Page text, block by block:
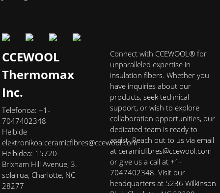
CCEWOOL
Thermomax
Inc.
Telefonoa: +1-
7047402348
Helbide
elektronikoa:ceramicfibres@ccewool.com
Helbidea: 15720
Brixham Hill Avenue, 3.
solairua, Charlotte, NC
28277
Connect with CCEWOOL® for
unparalleled expertise in
insulation fibers. Whether you
have inquiries about our
products, seek technical
support, or wish to explore
collaboration opportunities, our
dedicated team is ready to
assist. Reach out to us via email
at ceramicfibres@ccewool.com
or give us a call at +1-
7047402348. Visit our
headquarters at 5236 Wilkinson